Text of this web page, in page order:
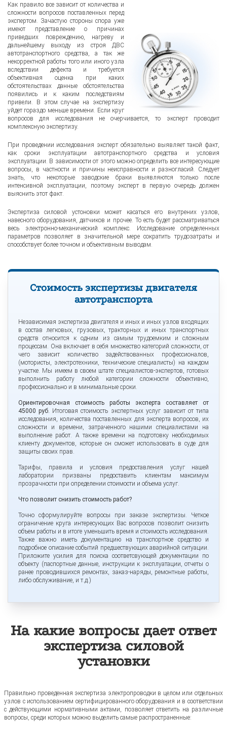
Как правило все зависит от количества и
сложности вопросов поставленных перед
экспертом. Зачастую стороны спора уже
имеют представление о причинах
приведших повреждению, нагреву и
дальнейшему выходу из строя ДВС
автотранспортного средства, а так же
некорректной работы того или иного узла
вследствии дефекта и требуется
объективная оценка при каких
обстоятельствах данные обстоятельства
появились и к каким последствиям
привели. В этом случае на экспертизу
уйдет гораздо меньше времени. Если круг
вопросов для исследования не очерчивается, то эксперт проводит
комплексную экспертизу.
При проведении исследования эксперт обязательно выявляет такой факт,
как сроки эксплуатации автотранспортного средства и условия
эксплуатации. В зависимости от этого можно определить все интересующие
вопросы, в частности и причины неисправности и разногласий. Следует
знать, что некоторые заводские браки выявляются только после
интенсивной эксплуатации, поэтому эксперт в первую очередь должен
выяснить этот факт.
Экспертиза силовой устоновки может касаться его внутрених узлов,
навесного оборудования, датчиков и прочее. То есть будет рассматриваться
весь электронно-механический комплекс. Исследование определенных
параметров позволяет в значительной мере сократить трудозатраты и
способствует более точном и объективным выводам.
Стоимость экспертизы двигателя
автотранспорта
Независимая экспертиза двигателя и иных и иных узлов входящих
в состав легковых, грузовых, тракторных и иных транспортных
средств относится к одним из самым трудоемким и сложным
процессам. Она включает в себя множество категорий сложности, от
чего зависит количество задействованных профессионалов,
(мотористы, электротехники, технические специалисты) на каждом
участке. Мы имеем в своем штате специалистов-экспертов, готовых
выполнить работу любой категории сложности объективно,
профессионально и в минимальные сроки.
Ориентировочная стоимость работы эксперта составляет от
45000 руб.
Итоговая стоимость экспертных услуг зависит от типа
исследования, количества поставленных для эксперта вопросов, их
сложности и времени, затраченного нашими специалистами на
выполнение работ. А также времени на подготовку необходимых
клиенту документов, которые он сможет использовать в суде для
защиты своих прав.
Тарифы, правила и условия предоставления услуг нашей
лаборатории призваны предоставить клиентам максимум
прозрачности при определении стоимости и объема услуг.
Что позволит снизить стоимость работ?
Точно сформулируйте вопросы при заказе экспертизы. Четкое
ограничение круга интересующих Вас вопросов позволит снизить
объем работы и в итоге уменьшить время и стоимость исследования.
Также важно иметь документацию на транспортное средство и
подробное описание событий предшествующих аварийной ситуации.
Приложите усилия для поиска соответсвующей документации по
объекту (паспортные данные, инструкции к эксплуатации, отчеты о
ранее проводившихся ремонтах, заказ-наряды, ремонтные работы,
либо обслуживание, и т.д.)
На какие вопросы дает ответ
экспертиза силовой
установки
Правильно проведенная экспертиза электропроводки в целом или отдельных
узлов с использованием сертифицированного оборудования и в соответствии
с действующими нормативными актами, позволяет ответить на различные
вопросы, среди которых можно выделить самые распространенные: